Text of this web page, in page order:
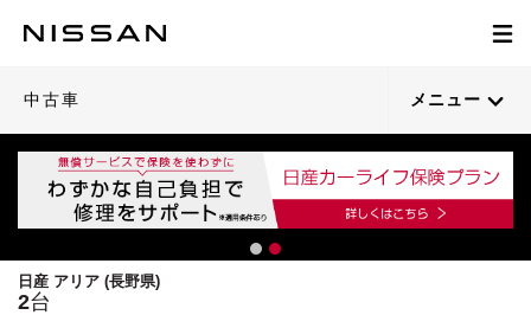
中古車 メニュー
日産 アリア (長野県)
2台
37
閉じる 20
閉じる